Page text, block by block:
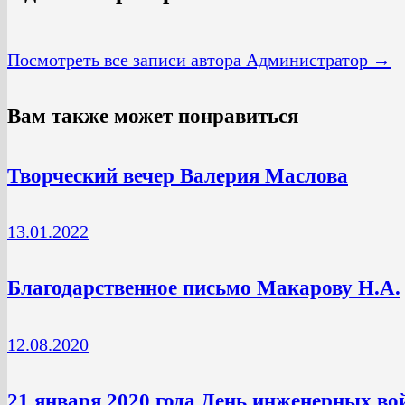
Посмотреть все записи автора Администратор →
Вам также может понравиться
Творческий вечер Валерия Маслова
13.01.2022
Благодарственное письмо Макарову Н.А.
12.08.2020